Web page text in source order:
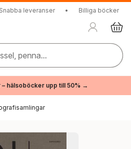
Snabba leveranser • Billiga böcker
penna...
– hälsoböcker upp till 50% →